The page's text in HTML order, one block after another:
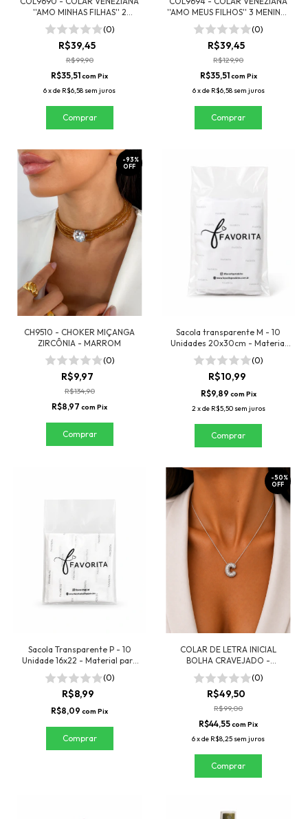
''AMO MINHAS FILHAS'' 2
MENINAS - FOLHEADO A OURO
(0)
R$39,45
R$99,90
R$35,51com Pix
6xde R$6,58 sem juros
''AMO MEUS FILHOS'' 3 MENINAS
- FOLHEADO A OURO
(0)
R$39,45
R$129,90
R$35,51com Pix
6xde R$6,58 sem juros
CH9510 - CHOKER MIÇANGA
ZIRCÔNIA - MARROM
(0)
R$9,97
-93%
OFF
R$134,90
R$8,97com Pix
Sacola transparente M - 10
Unidades 20x30cm - Material
para revenda
(0)
R$10,99
R$9,89 com Pix
2 xde R$5,50 sem juros
Sacola Transparente P - 10
Unidade 16x22 - Material para
revenda
(0)
R$8,99
R$8,09com Pix
COLAR DE LETRA INICIAL
BOLHA CRAVEJADO -
FOLHEADO A PRATA 925
(0)
R$49,50
-50%
OFF
R$99,00
R$44,55com Pix
6xde R$8,25 sem juros
Comprar